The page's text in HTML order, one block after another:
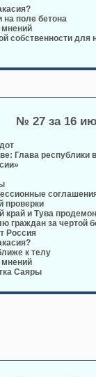
на поле бетона
мнений
собственности для
№ 27 за 16
Глава республики
проверки
край и Тува
граждан за чертой
Россия
к телу
мнений
Саяры